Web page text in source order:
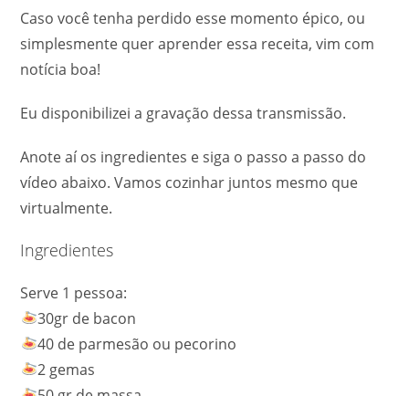
Caso você tenha perdido esse momento épico, ou
simplesmente quer aprender essa receita, vim com
notícia boa!
Eu disponibilizei a gravação dessa transmissão.
Anote aí os ingredientes e siga o passo a passo do
vídeo abaixo. Vamos cozinhar juntos mesmo que
virtualmente.
Ingredientes
Serve 1 pessoa:
30gr de bacon
40 de parmesão ou pecorino
2 gemas